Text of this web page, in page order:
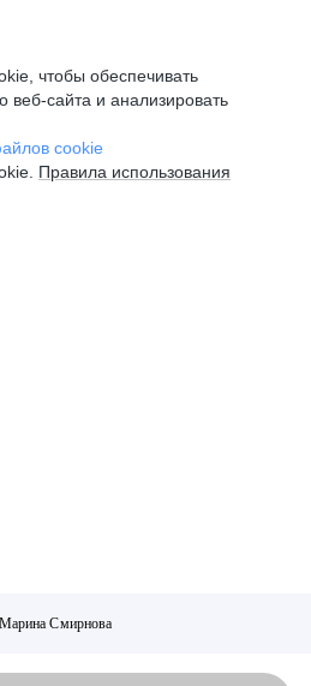
чтобы обеспечивать
веб-сайта и анализировать
cookie
Правила использования
Марина Смирнова